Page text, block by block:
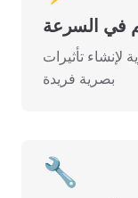
في السرعة
تأثيرات
بصرية فريدة
🔧